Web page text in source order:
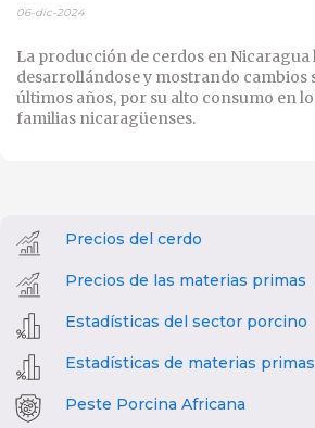
06-dic-2024
La producción de cerdos en Nicaragua
desarrollándose y mostrando cambios
últimos años, por su alto consumo en
familias nicaragüenses.
Precios del cerdo
Precios de las materias primas
Estadísticas del sector porcino
Estadísticas de materias primas
Peste Porcina Africana